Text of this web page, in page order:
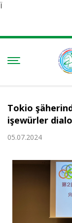
Ï
Tokio
işewürler
05.07.2024